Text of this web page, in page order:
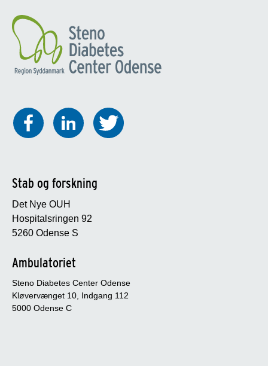
Stab og forskning
Det Nye OUH
Hospitalsringen 92
5260 Odense S
Ambulatoriet
Steno Diabetes Center Odense
Kløvervænget 10, Indgang 112
5000 Odense C